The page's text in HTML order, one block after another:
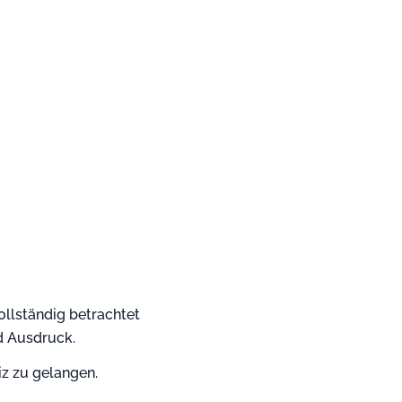
betrachtet
Ausdruck.
zu gelangen.